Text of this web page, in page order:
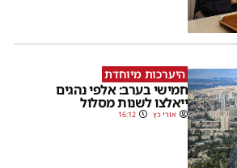
היערכות מיוחדת
חמישי בערב: אלפי נהגים
ייאלצו לשנות מסלול
אורי כץ 16:12